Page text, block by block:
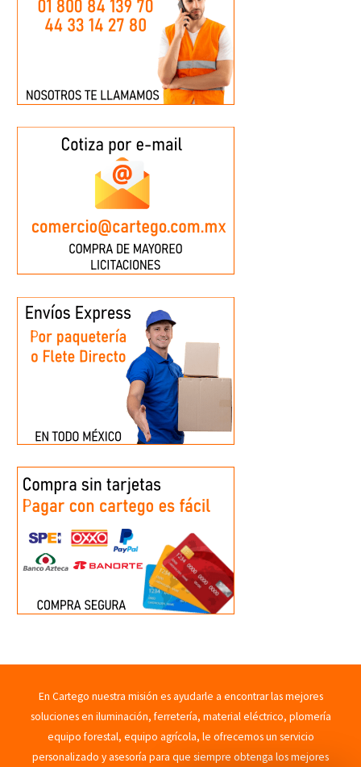
En Cartego nuestra misión es ayudarle a encontrar las mejores
soluciones en iluminación, ferretería, material eléctrico, plomería
equipo forestal, equipo agrícola, le ofrecemos un servicio
personalizado y asesoría para que siempre obtenga los mejores